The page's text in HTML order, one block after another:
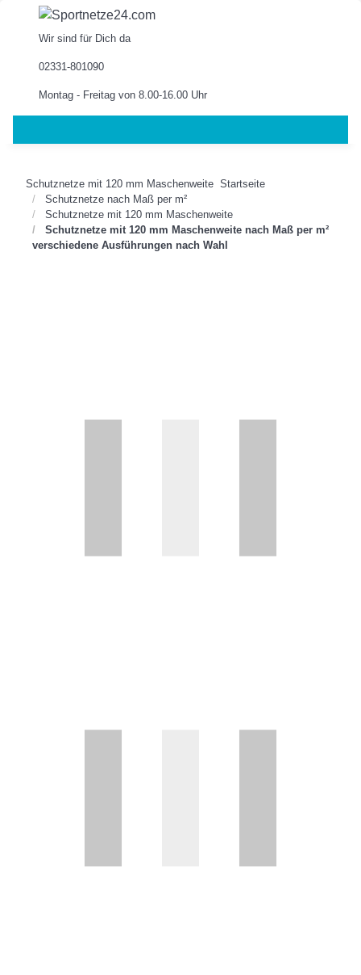
Wir sind für Dich da
02331-801090
Montag - Freitag von 8.00-16.00 Uhr
Schutznetze mit 120 mm Maschenweite Startseite
Schutznetze nach Maß per m²
Schutznetze mit 120 mm Maschenweite
Schutznetze mit 120 mm Maschenweite nach Maß per m²
verschiedene Ausführungen nach Wahl